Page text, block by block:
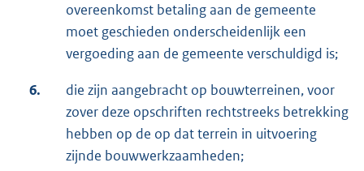
overeenkomst betaling aan de gemeente
moet geschieden onderscheidenlijk een
vergoeding aan de gemeente verschuldigd is;
6.
die zijn aangebracht op bouwterreinen, voor
zover deze opschriften rechtstreeks betrekking
hebben op de op dat terrein in uitvoering
zijnde bouwwerkzaamheden;